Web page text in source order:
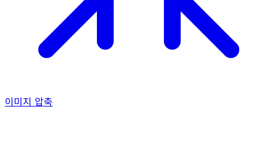
이미지 압축